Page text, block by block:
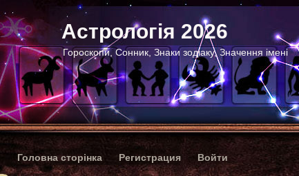
Астрологія 2026
Гороскопи, Сонник, Знаки зодіаку, Значення імені
Головна сторінка Регистрация Войти